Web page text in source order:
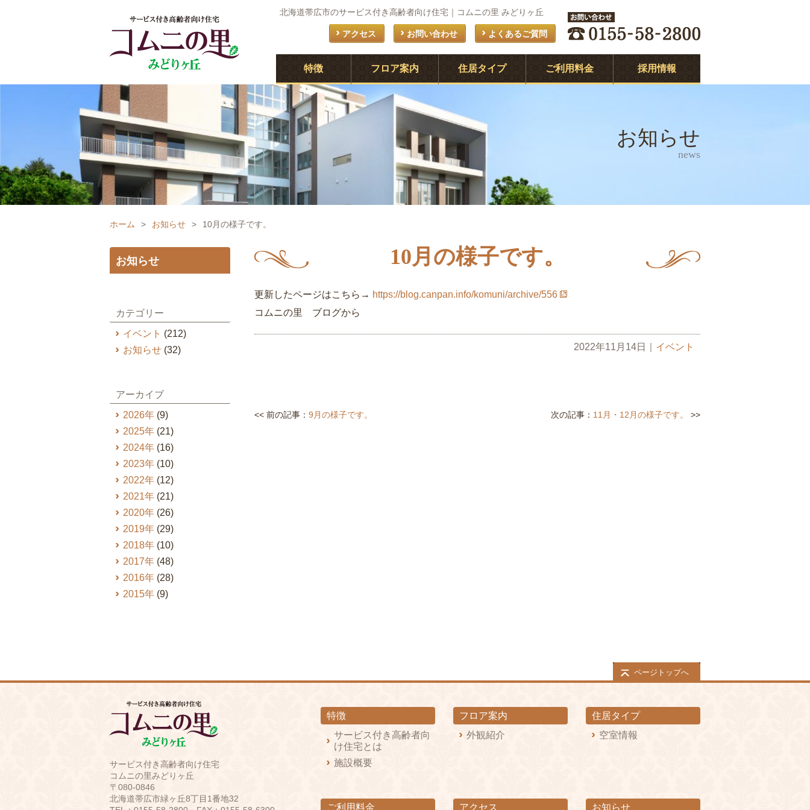
北海道帯広市のサービス付き高齢者向け住宅｜コムニの里 みどりヶ丘
よくあるご質問
お問い合わせ
アクセス
特徴 フロア案内 住居タイプ ご利用料金 採用情報
お知らせ
news
ホーム > お知らせ > 10月の様子です。
10月の様子です。
更新したページはこちら→ https://blog.canpan.info/komuni/archive/556
コムニの里 ブログから
2022年11月14日 イベント
次の記事： 11月・12月の様子です。 >>
<< 前の記事： 9月の様子です。
お知らせ
カテゴリー
イベント (212)
お知らせ (32)
アーカイブ
2026年 (9)
2025年 (21)
2024年 (16)
2023年 (10)
2022年 (12)
2021年 (21)
2020年 (26)
2019年 (29)
2018年 (10)
2017年 (48)
2016年 (28)
2015年 (9)
ページトップへ
サービス付き高齢者向け住宅
コムニの里みどりヶ丘
〒080-0846
北海道帯広市緑ヶ丘8丁目1番地32
特徴
サービス付き高齢者向
け住宅とは
施設概要
フロア案内
外観紹介
住居タイプ
空室情報
ご利用料金 アクセス お知らせ